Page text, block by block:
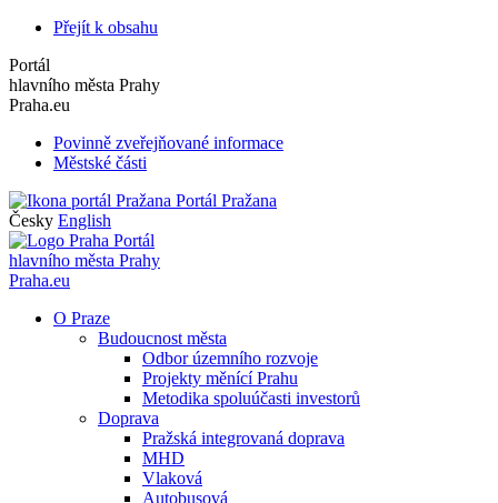
Přejít k obsahu
Portál
hlavního města Prahy
Praha.eu
Povinně zveřejňované informace
Městské části
Portál Pražana
Česky English
Portál
hlavního města Prahy
Praha.eu
O Praze
Budoucnost města
Odbor územního rozvoje
Projekty měnící Prahu
Metodika spoluúčasti investorů
Doprava
Pražská integrovaná doprava
MHD
Vlaková
Autobusová